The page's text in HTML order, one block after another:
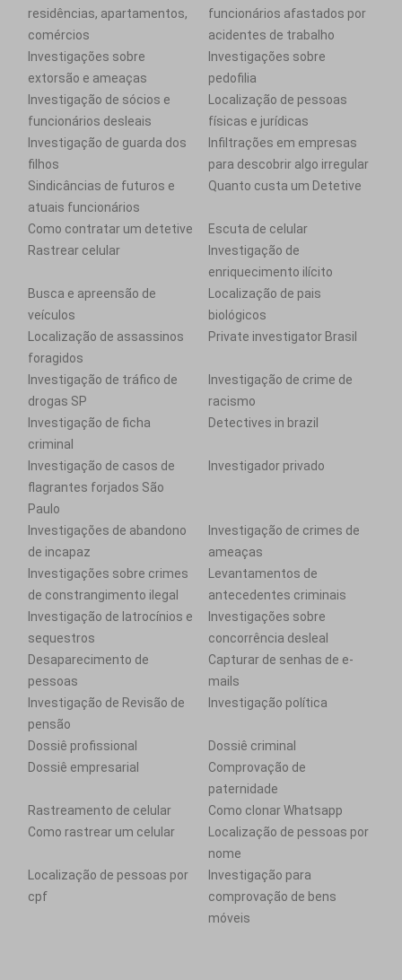
residências, apartamentos,
comércios
funcionários afastados por
acidentes de trabalho
Investigações sobre
extorsão e ameaças
Investigações sobre
pedofilia
Investigação de sócios e
funcionários desleais
Localização de pessoas
físicas e jurídicas
Investigação de guarda dos
filhos
Infiltrações em empresas
para descobrir algo irregular
Sindicâncias de futuros e
atuais funcionários
Quanto custa um Detetive
Como contratar um detetive
Escuta de celular
Rastrear celular
Investigação de
enriquecimento ilícito
Busca e apreensão de
veículos
Localização de pais
biológicos
Localização de assassinos
foragidos
Private investigator Brasil
Investigação de tráfico de
drogas SP
Investigação de crime de
racismo
Investigação de ficha
criminal
Detectives in brazil
Investigação de casos de
flagrantes forjados São
Paulo
Investigador privado
Investigações de abandono
de incapaz
Investigação de crimes de
ameaças
Investigações sobre crimes
de constrangimento ilegal
Levantamentos de
antecedentes criminais
Investigação de latrocínios e
sequestros
Investigações sobre
concorrência desleal
Desaparecimento de
pessoas
Capturar de senhas de e-
mails
Investigação de Revisão de
pensão
Investigação política
Dossiê profissional
Dossiê criminal
Dossiê empresarial
Comprovação de
paternidade
Rastreamento de celular
Como clonar Whatsapp
Como rastrear um celular
Localização de pessoas por
nome
Localização de pessoas por
cpf
Investigação para
comprovação de bens
móveis